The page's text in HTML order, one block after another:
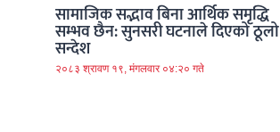
सामाजिक सद्भाव बिना आर्थिक समृद्धि
सम्भव छैन: सुनसरी घटनाले दिएको ठूलो
सन्देश
२०८३ श्रावण १९, मंगलवार ०४:२० गते